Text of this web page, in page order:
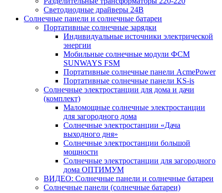
Светодиодные драйверы 24В
Солнечные панели и солнечные батареи
Портативные солнечные зарядки
Индивидуальные источники электрической
энергии
Мобильные солнечные модули ФСМ
SUNWAYS FSM
Портативные солнечные панели AcmePower
Портативные солнечные панели KS-is
Солнечные электростанции для дома и дачи
(комплект)
Маломощные солнечные электростанции
для загородного дома
Солнечные электростанции «Дача
выходного дня»
Солнечные электростанции большой
мощности
Солнечные электростанции для загородного
дома ОПТИМУМ
ВИДЕО: Солнечные панели и солнечные батареи
Солнечные панели (солнечные батареи)